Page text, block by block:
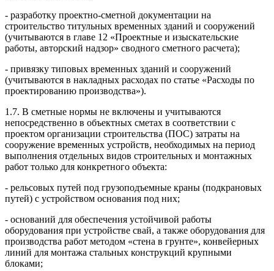
- разработку проектно-сметной документации на
строительство титульных временных зданий и сооружений
(учитываются в главе 12 «Проектные и изыскательские
работы, авторский надзор» сводного сметного расчета);
- привязку типовых временных зданий и сооружений
(учитываются в накладных расходах по статье «Расходы по
проектированию производства»).
1.7. В сметные нормы не включены и учитываются
непосредственно в объектных сметах в соответствии с
проектом организации строительства (ПОС) затраты на
сооружение временных устройств, необходимых на период
выполнения отдельных видов строительных и монтажных
работ только для конкретного объекта:
- рельсовых путей под грузоподъемные краны (подкрановых
путей) с устройством основания под них;
- оснований для обеспечения устойчивой работы
оборудования при устройстве свай, а также оборудования для
производства работ методом «стена в грунте», конвейерных
линий для монтажа стальных конструкций крупными
блоками;